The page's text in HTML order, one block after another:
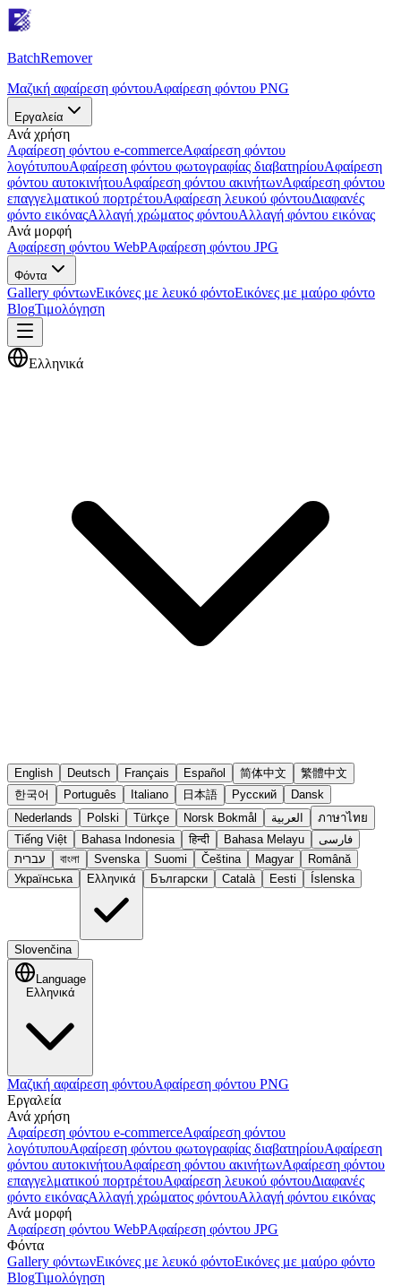
BatchRemover
Μαζική αφαίρεση φόντουΑφαίρεση φόντου PNG
Εργαλεία
Ανά χρήση
Αφαίρεση φόντου e-commerceΑφαίρεση φόντου
λογότυπουΑφαίρεση φόντου φωτογραφίας διαβατηρίουΑφαίρεση
φόντου αυτοκινήτουΑφαίρεση φόντου ακινήτωνΑφαίρεση φόντου
επαγγελματικού πορτρέτουΑφαίρεση λευκού φόντουΔιαφανές
φόντο εικόναςΑλλαγή χρώματος φόντουΑλλαγή φόντου εικόνας
Ανά μορφή
Αφαίρεση φόντου WebPΑφαίρεση φόντου JPG
Φόντα
Gallery φόντωνΕικόνες με λευκό φόντοΕικόνες με μαύρο φόντο
BlogΤιμολόγηση
Ελληνικά
English Deutsch Français Español 简体中文
繁體中文
한국어
Português Italiano 日本語 Русский
Dansk
Nederlands
Polski Türkçe Norsk Bokmål العربية
ภาษาไทย
Tiếng Việt
Bahasa Indonesia हिन्दी Bahasa Melayu
فارسی
עברית
বাংলা Svenska Suomi Čeština Magyar
Română
Українська
Ελληνικά Български Català Eesti Íslenska
Slovenčina
Language
Ελληνικά
Μαζική αφαίρεση φόντουΑφαίρεση φόντου PNG
Εργαλεία
Ανά χρήση
Αφαίρεση φόντου e-commerceΑφαίρεση φόντου
λογότυπουΑφαίρεση φόντου φωτογραφίας διαβατηρίουΑφαίρεση
φόντου αυτοκινήτουΑφαίρεση φόντου ακινήτωνΑφαίρεση φόντου
επαγγελματικού πορτρέτουΑφαίρεση λευκού φόντουΔιαφανές
φόντο εικόναςΑλλαγή χρώματος φόντουΑλλαγή φόντου εικόνας
Ανά μορφή
Αφαίρεση φόντου WebPΑφαίρεση φόντου JPG
Φόντα
Gallery φόντωνΕικόνες με λευκό φόντοΕικόνες με μαύρο φόντο
BlogΤιμολόγηση